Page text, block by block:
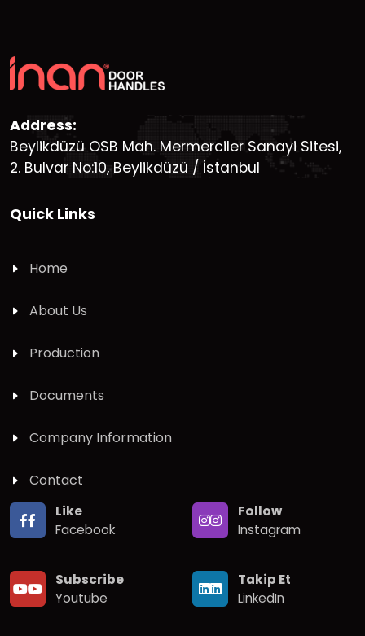
Address:
Beylikdüzü OSB Mah. Mermerciler Sanayi Sitesi,
2. Bulvar No:10, Beylikdüzü / İstanbul
Quick Links
Home
About Us
Production
Documents
Company Information
Contact
Like
Facebook
Follow
Instagram
Subscribe
Youtube
Takip Et
LinkedIn